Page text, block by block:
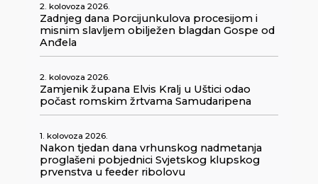
2. kolovoza 2026.
Zadnjeg dana Porcijunkulova procesijom i
misnim slavljem obilježen blagdan Gospe od
Anđela
2. kolovoza 2026.
Zamjenik župana Elvis Kralj u Uštici odao
počast romskim žrtvama Samudaripena
1. kolovoza 2026.
Nakon tjedan dana vrhunskog nadmetanja
proglašeni pobjednici Svjetskog klupskog
prvenstva u feeder ribolovu